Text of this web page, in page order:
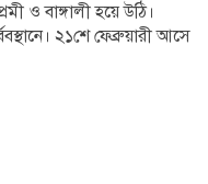
ও বাঙ্গালী হয়ে উঠি।
২১শে ফেব্রুয়ারী আসে